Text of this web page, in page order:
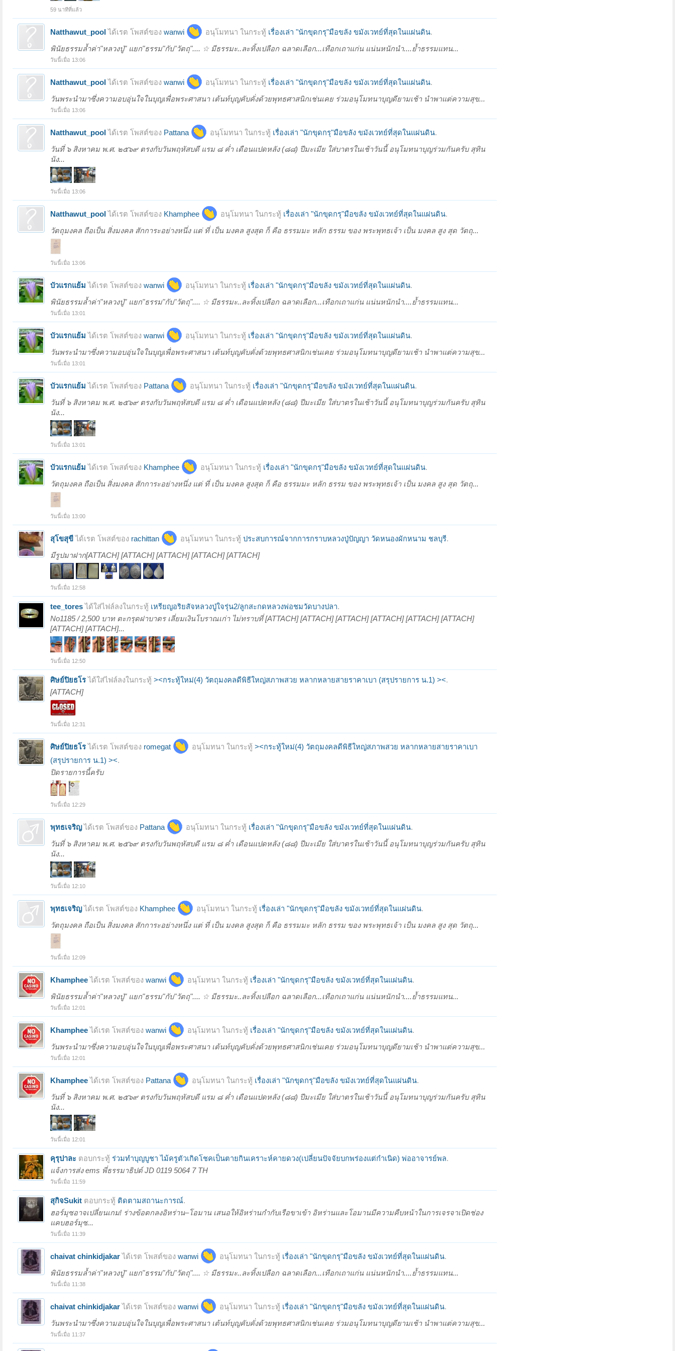
59 นาทีที่แล้ว
Natthawut_pool ได้เรต โพสต์ของ wanwi อนุโมทนา ในกระทู้ เรื่องเล่า "นักขุดกรุ"มือขลัง ขมังเวทย์ที่สุดในแผ่นดิน.
พินัยธรรมล้ำค่า"หลวงปู่" แยก"ธรรม"กับ"วัตถุ".... ☆ มีธรรมะ..ละทิ้งเปลือก ฉลาดเลือก...เทือกเถาแก่น แน่นหนักนำ....ย้ำธรรมแทน...
วันนี้เมื่อ 13:06
Natthawut_pool ได้เรต โพสต์ของ wanwi อนุโมทนา ในกระทู้ เรื่องเล่า "นักขุดกรุ"มือขลัง ขมังเวทย์ที่สุดในแผ่นดิน.
วันพระนำมาซึ่งความอบอุ่นใจในบุญเพื่อพระศาสนา เต้นท์บุญคับคั่งด้วยพุทธศาสนิกเช่นเคย ร่วมอนุโมทนาบุญดียามเช้า นำพาแต่ความสุข...
วันนี้เมื่อ 13:06
Natthawut_pool ได้เรต โพสต์ของ Pattana อนุโมทนา ในกระทู้ เรื่องเล่า "นักขุดกรุ"มือขลัง ขมังเวทย์ที่สุดในแผ่นดิน.
วันที่ ๖ สิงหาคม พ.ศ. ๒๕๖๙ ตรงกับวันพฤหัสบดี แรม ๘ ค่ำ เดือนแปดหลัง (๘๘) ปีมะเมีย ใส่บาตรในเช้าวันนี้ อนุโมทนาบุญร่วมกันครับ สุทิน
นัง...
วันนี้เมื่อ 13:06
Natthawut_pool ได้เรต โพสต์ของ Khamphee อนุโมทนา ในกระทู้ เรื่องเล่า "นักขุดกรุ"มือขลัง ขมังเวทย์ที่สุดในแผ่นดิน.
วัตถุมงคล ถือเป็น สิ่งมงคล สักการะอย่างหนึ่ง แต่ ที่ เป็น มงคล สูงสุด ก็ คือ ธรรมมะ หลัก ธรรม ของ พระพุทธเจ้า เป็น มงคล สูง สุด วัตถุ...
วันนี้เมื่อ 13:06
บัวแรกแย้ม ได้เรต โพสต์ของ wanwi อนุโมทนา ในกระทู้ เรื่องเล่า "นักขุดกรุ"มือขลัง ขมังเวทย์ที่สุดในแผ่นดิน.
พินัยธรรมล้ำค่า"หลวงปู่" แยก"ธรรม"กับ"วัตถุ".... ☆ มีธรรมะ..ละทิ้งเปลือก ฉลาดเลือก...เทือกเถาแก่น แน่นหนักนำ....ย้ำธรรมแทน...
วันนี้เมื่อ 13:01
บัวแรกแย้ม ได้เรต โพสต์ของ wanwi อนุโมทนา ในกระทู้ เรื่องเล่า "นักขุดกรุ"มือขลัง ขมังเวทย์ที่สุดในแผ่นดิน.
วันพระนำมาซึ่งความอบอุ่นใจในบุญเพื่อพระศาสนา เต้นท์บุญคับคั่งด้วยพุทธศาสนิกเช่นเคย ร่วมอนุโมทนาบุญดียามเช้า นำพาแต่ความสุข...
วันนี้เมื่อ 13:01
บัวแรกแย้ม ได้เรต โพสต์ของ Pattana อนุโมทนา ในกระทู้ เรื่องเล่า "นักขุดกรุ"มือขลัง ขมังเวทย์ที่สุดในแผ่นดิน.
วันที่ ๖ สิงหาคม พ.ศ. ๒๕๖๙ ตรงกับวันพฤหัสบดี แรม ๘ ค่ำ เดือนแปดหลัง (๘๘) ปีมะเมีย ใส่บาตรในเช้าวันนี้ อนุโมทนาบุญร่วมกันครับ สุทิน
นัง...
วันนี้เมื่อ 13:01
บัวแรกแย้ม ได้เรต โพสต์ของ Khamphee อนุโมทนา ในกระทู้ เรื่องเล่า "นักขุดกรุ"มือขลัง ขมังเวทย์ที่สุดในแผ่นดิน.
วัตถุมงคล ถือเป็น สิ่งมงคล สักการะอย่างหนึ่ง แต่ ที่ เป็น มงคล สูงสุด ก็ คือ ธรรมมะ หลัก ธรรม ของ พระพุทธเจ้า เป็น มงคล สูง สุด วัตถุ...
วันนี้เมื่อ 13:00
สุโขสุขีได้เรต โพสต์ของ rachittan อนุโมทนา ในกระทู้ ประสบการณ์จากการกราบหลวงปู่ปัญญา วัดหนองผักหนาม ชลบุรี.
มีรูปมาฝาก[ATTACH] [ATTACH] [ATTACH] [ATTACH] [ATTACH]
วันนี้เมื่อ 12:58
tee_toresได้ใส่ไฟล์ลงในกระทู้ เหรียญอริยสัจหลวงปู่ใจรุ่น2/ลูกสะกดหลวงพ่อชมวัดบางปลา.
No1185 / 2,500 บาท ตะกรุดฝาบาตร เลี่ยมเงินโบราณเก่า ไม่ทราบที่ [ATTACH] [ATTACH] [ATTACH] [ATTACH] [ATTACH] [ATTACH]
[ATTACH] [ATTACH]...
วันนี้เมื่อ 12:50
ศิษย์ปิยธโรได้ใส่ไฟล์ลงในกระทู้ ><กระทู้ใหม่(4) วัตถุมงคลดีพิธีใหญ่สภาพสวย หลากหลายสายราคาเบา (สรุปรายการ น.1) ><.
[ATTACH]
วันนี้เมื่อ 12:31
ศิษย์ปิยธโรได้เรต โพสต์ของ romegat อนุโมทนา ในกระทู้ ><กระทู้ใหม่(4) วัตถุมงคลดีพิธีใหญ่สภาพสวย หลากหลายสายราคาเบา
(สรุปรายการ น.1) ><.
ปิดรายการนี้ครับ
วันนี้เมื่อ 12:29
พุทธเจริญได้เรต โพสต์ของ Pattana อนุโมทนา ในกระทู้ เรื่องเล่า "นักขุดกรุ"มือขลัง ขมังเวทย์ที่สุดในแผ่นดิน.
วันที่ ๖ สิงหาคม พ.ศ. ๒๕๖๙ ตรงกับวันพฤหัสบดี แรม ๘ ค่ำ เดือนแปดหลัง (๘๘) ปีมะเมีย ใส่บาตรในเช้าวันนี้ อนุโมทนาบุญร่วมกันครับ สุทิน
นัง...
วันนี้เมื่อ 12:10
พุทธเจริญได้เรต โพสต์ของ Khamphee อนุโมทนา ในกระทู้ เรื่องเล่า "นักขุดกรุ"มือขลัง ขมังเวทย์ที่สุดในแผ่นดิน.
วัตถุมงคล ถือเป็น สิ่งมงคล สักการะอย่างหนึ่ง แต่ ที่ เป็น มงคล สูงสุด ก็ คือ ธรรมมะ หลัก ธรรม ของ พระพุทธเจ้า เป็น มงคล สูง สุด วัตถุ...
วันนี้เมื่อ 12:09
Khampheeได้เรต โพสต์ของ wanwi อนุโมทนา ในกระทู้ เรื่องเล่า "นักขุดกรุ"มือขลัง ขมังเวทย์ที่สุดในแผ่นดิน.
พินัยธรรมล้ำค่า"หลวงปู่" แยก"ธรรม"กับ"วัตถุ".... ☆ มีธรรมะ..ละทิ้งเปลือก ฉลาดเลือก...เทือกเถาแก่น แน่นหนักนำ....ย้ำธรรมแทน...
วันนี้เมื่อ 12:01
Khampheeได้เรต โพสต์ของ wanwi อนุโมทนา ในกระทู้ เรื่องเล่า "นักขุดกรุ"มือขลัง ขมังเวทย์ที่สุดในแผ่นดิน.
วันพระนำมาซึ่งความอบอุ่นใจในบุญเพื่อพระศาสนา เต้นท์บุญคับคั่งด้วยพุทธศาสนิกเช่นเคย ร่วมอนุโมทนาบุญดียามเช้า นำพาแต่ความสุข...
วันนี้เมื่อ 12:01
Khampheeได้เรต โพสต์ของ Pattana อนุโมทนา ในกระทู้ เรื่องเล่า "นักขุดกรุ"มือขลัง ขมังเวทย์ที่สุดในแผ่นดิน.
วันที่ ๖ สิงหาคม พ.ศ. ๒๕๖๙ ตรงกับวันพฤหัสบดี แรม ๘ ค่ำ เดือนแปดหลัง (๘๘) ปีมะเมีย ใส่บาตรในเช้าวันนี้ อนุโมทนาบุญร่วมกันครับ สุทิน
นัง...
วันนี้เมื่อ 12:01
คุรุปาละ ตอบกระทู้ ร่วมทำบุญบูชา ไม้ครูตัวเกิดโชคเป็นตายกินเคราะห์คายดวง(เปลี่ยนปัจจัยบกพร่องแต่กำเนิด) พ่ออาจารย์พล.
แจ้งการส่ง ems พี่ธรรมาธิปต์ JD 0119 5064 7 TH
วันนี้เมื่อ 11:59
สุกิจSukit ตอบกระทู้ ติดตามสถานะการณ์.
ฮอร์มุซอาจเปลี่ยนเกม! ร่างข้อตกลงอิหร่าน–โอมาน เสนอให้อิหร่านกำกับเรือขาเข้า อิหร่านและโอมานมีความคืบหน้าในการเจรจาเปิดช่อง
แคบฮอร์มุซ...
วันนี้เมื่อ 11:39
chaivat chinkidjakarได้เรต โพสต์ของ wanwi อนุโมทนา ในกระทู้ เรื่องเล่า "นักขุดกรุ"มือขลัง ขมังเวทย์ที่สุดในแผ่นดิน.
พินัยธรรมล้ำค่า"หลวงปู่" แยก"ธรรม"กับ"วัตถุ".... ☆ มีธรรมะ..ละทิ้งเปลือก ฉลาดเลือก...เทือกเถาแก่น แน่นหนักนำ....ย้ำธรรมแทน...
วันนี้เมื่อ 11:38
chaivat chinkidjakarได้เรต โพสต์ของ wanwi อนุโมทนา ในกระทู้ เรื่องเล่า "นักขุดกรุ"มือขลัง ขมังเวทย์ที่สุดในแผ่นดิน.
วันพระนำมาซึ่งความอบอุ่นใจในบุญเพื่อพระศาสนา เต้นท์บุญคับคั่งด้วยพุทธศาสนิกเช่นเคย ร่วมอนุโมทนาบุญดียามเช้า นำพาแต่ความสุข...
วันนี้เมื่อ 11:37